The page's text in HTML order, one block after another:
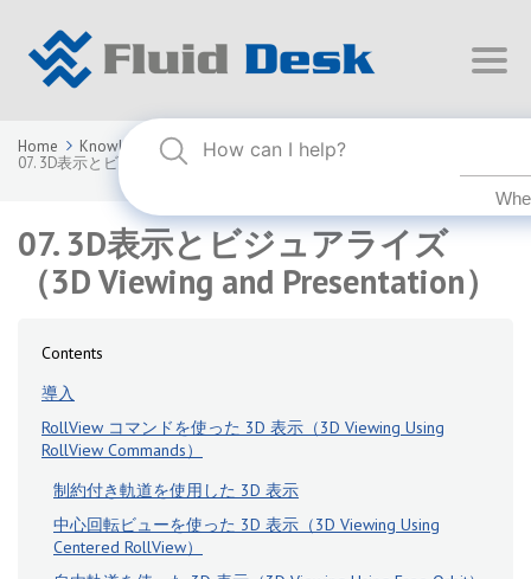
Home Knowledge Base
FLUID DESK BIM 2026
07. 3D表示とビジュアライズ（3D Viewing and Presentation）
07. 3D表示とビジュアライズ
（3D Viewing and Presentation）
Contents
導入
RollView コマンドを使った 3D 表示（3D Viewing Using
RollView Commands）
制約付き軌道を使用した 3D 表示
中心回転ビューを使った 3D 表示（3D Viewing Using
Centered RollView）